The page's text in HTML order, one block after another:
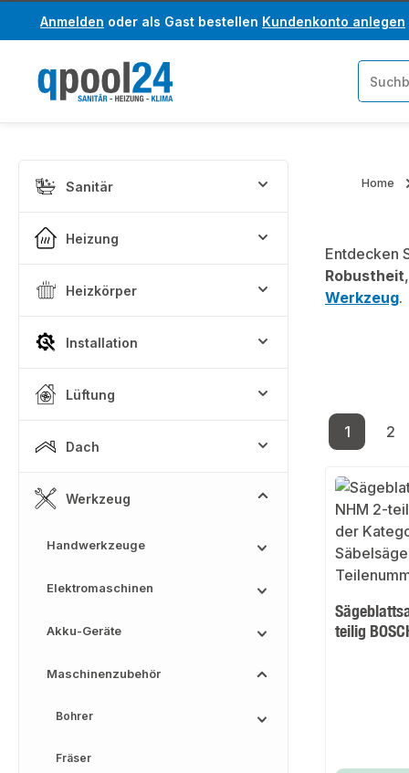
Hauptinhalt springen
Zur Suche springen
Anmelden oder als Gast bestellen Kundenkonto anlegen
Sanitär
Heizung
Heizkörper
Installation
Lüftung
Dach
Werkzeug
Handwerkzeuge
Elektromaschinen
Akku-Geräte
Maschinenzubehör
Bohrer
Fräser
Home
Entdecken
Robustheit,
Werkzeug.
Seite
1 2
teilig